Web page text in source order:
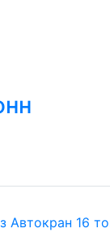
Автокран 16